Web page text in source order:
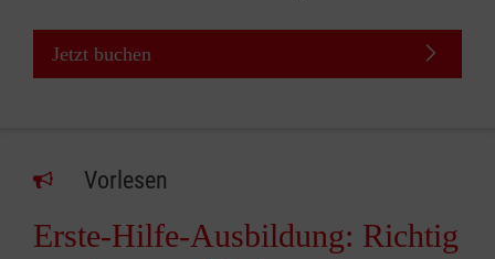
Jetzt buchen
Vorlesen
Erste-Hilfe-Ausbildung: Richtig